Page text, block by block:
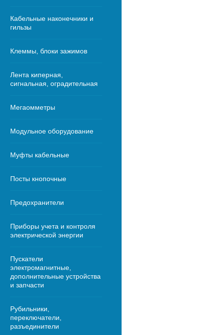
Кабельные наконечники и
гильзы
Клеммы, блоки зажимов
Лента киперная,
сигнальная, оградительная
Мегаомметры
Модульное оборудование
Муфты кабельные
Посты кнопочные
Предохранители
Приборы учета и контроля
электрической энергии
Пускатели
электромагнитные,
дополнительные устройства
и запчасти
Рубильники,
переключатели,
разъединители